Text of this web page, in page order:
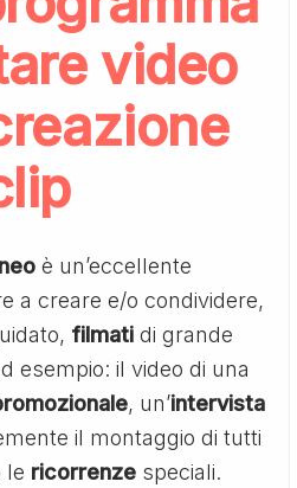
video
è un’eccellente
a creare e/o condividere,
filmati di grande
esempio: il video di una
, un’intervista
il montaggio di tutti
le ricorrenze speciali.